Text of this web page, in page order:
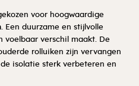
voor hoogwaardige
. Een duurzame en stijlvolle
voelbaar verschil maakt. De
rolluiken zijn vervangen
isolatie sterk verbeteren en